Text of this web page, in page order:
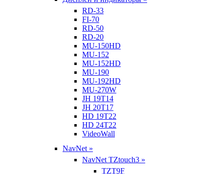
RD-33
FI-70
RD-50
RD-20
MU-150HD
MU-152
MU-152HD
MU-190
MU-192HD
MU-270W
JH 19T14
JH 20T17
HD 19T22
HD 24T22
VideoWall
NavNet »
NavNet TZtouch3 »
TZT9F